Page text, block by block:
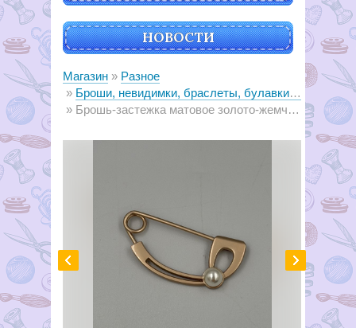
НОВОСТИ
Магазин
Разное
Броши, невидимки, браслеты, булавки декоративные
Брошь-застежка матовое золото-жемчуг Ш5